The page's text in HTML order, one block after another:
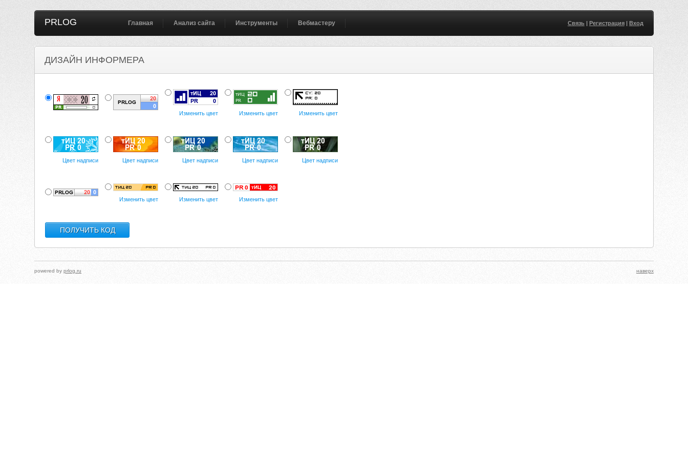
PRLOG Главная Анализ сайта Инструменты Вебмастеру Связь| Регистрация| Вход
ДИЗАЙН ИНФОРМЕРА
Изменить цвет Изменить цвет Изменить цвет
Цвет надписи Цвет надписи Цвет надписи Цвет надписи Цвет надписи
Изменить цвет Изменить цвет Изменить цвет
powered byprlog.ru наверх